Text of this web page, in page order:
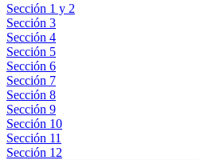
Sección 1 y 2
Sección 3
Sección 4
Sección 5
Sección 6
Sección 7
Sección 8
Sección 9
Sección 10
Sección 11
Sección 12